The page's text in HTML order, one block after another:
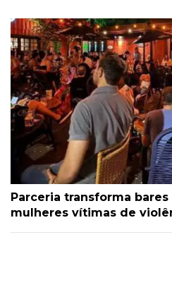
Parceria transforma
mulheres vítimas de